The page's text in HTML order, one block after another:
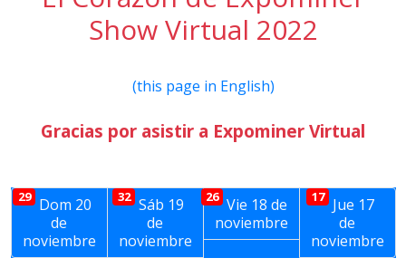
Show Virtual 2022
(this page in English)
Gracias por asistir a Expominer Virtual
29 Dom 20
de
noviembre
32 Sáb 19
de
noviembre
26 Vie 18 de
noviembre
17 Jue 17
de
noviembre